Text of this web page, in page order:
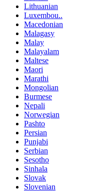
Lithuanian
Luxembou..
Macedonian
Malagasy
Malay
Malayalam
Maltese
Maori
Marathi
Mongolian
Burmese
Nepali
Norwegian
Pashto
Persian
Punjabi
Serbian
Sesotho
Sinhala
Slovak
Slovenian